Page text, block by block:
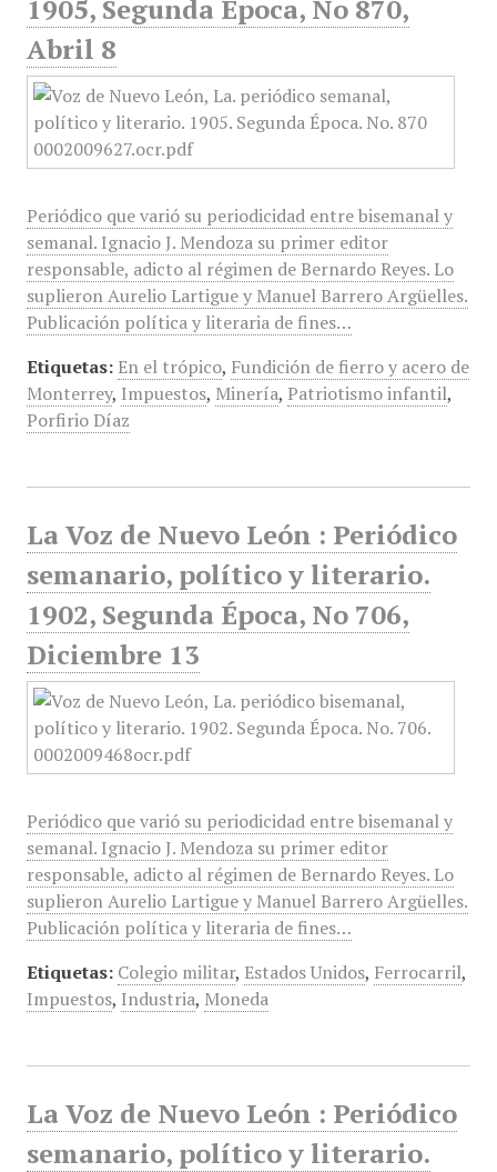
1905, Segunda Época, No 870,
Abril 8
Periódico que varió su periodicidad entre bisemanal y
semanal. Ignacio J. Mendoza su primer editor
responsable, adicto al régimen de Bernardo Reyes. Lo
suplieron Aurelio Lartigue y Manuel Barrero Argüelles.
Publicación política y literaria de fines…
Etiquetas: En el trópico, Fundición de fierro y acero de
Monterrey, Impuestos, Minería, Patriotismo infantil,
Porfirio Díaz
La Voz de Nuevo León : Periódico
semanario, político y literario.
1902, Segunda Época, No 706,
Diciembre 13
Periódico que varió su periodicidad entre bisemanal y
semanal. Ignacio J. Mendoza su primer editor
responsable, adicto al régimen de Bernardo Reyes. Lo
suplieron Aurelio Lartigue y Manuel Barrero Argüelles.
Publicación política y literaria de fines…
Etiquetas: Colegio militar, Estados Unidos, Ferrocarril,
Impuestos, Industria, Moneda
La Voz de Nuevo León : Periódico
semanario, político y literario.